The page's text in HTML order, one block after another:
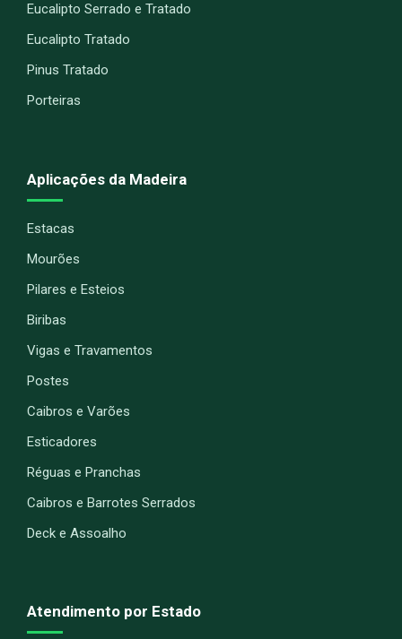
Eucalipto Serrado e Tratado
Eucalipto Tratado
Pinus Tratado
Porteiras
Aplicações da Madeira
Estacas
Mourões
Pilares e Esteios
Biribas
Vigas e Travamentos
Postes
Caibros e Varões
Esticadores
Réguas e Pranchas
Caibros e Barrotes Serrados
Deck e Assoalho
Atendimento por Estado